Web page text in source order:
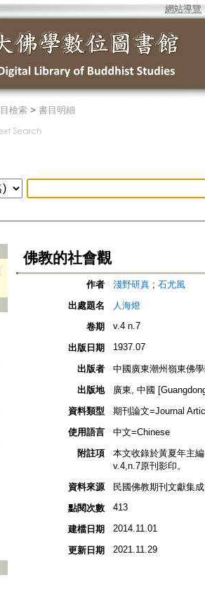
網站導覽
檢索 > 書目明細
佛教的社會觀
作者 淺野研真 ; 石尤風
出處題名
人海燈
卷期
v.4 n.7
出版日期 1937.07
出版者
中國廣東潮州嶺東佛
出版地
廣東, 中國
資料類型
期刊論文=Journal
使用語言
中文=Chinese
附註項
本文收錄於黃夏年主
v.4,n.7原刊影印。
資料來源
民國佛教期刊文獻集
點閱次數
413
建檔日期 2014.11.01
更新日期 2021.11.29